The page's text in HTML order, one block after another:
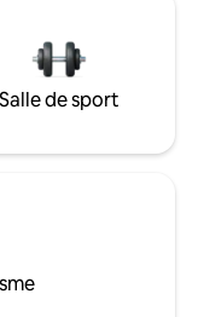
Salle de sport